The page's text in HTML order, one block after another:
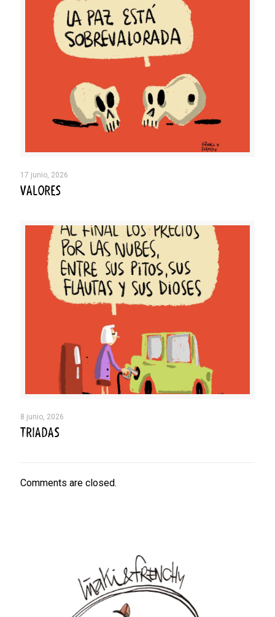
17 junio, 2026
VALORES
8 junio, 2026
TRIADAS
Comments are closed.